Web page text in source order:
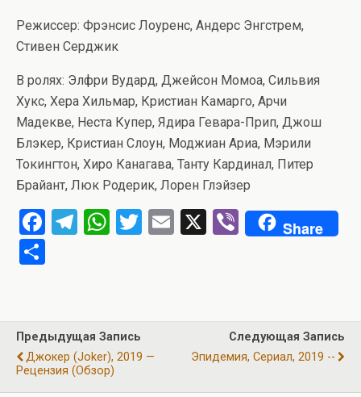
Режиссер: Фрэнсис Лоуренс, Андерс Энгстрем,
Стивен Серджик
В ролях: Элфри Вудард, Джейсон Момоа, Сильвия
Хукс, Хера Хильмар, Кристиан Камарго, Арчи
Мадекве, Неста Купер, Ядира Гевара-Прип, Джош
Блэкер, Кристиан Слоун, Моджиан Ариа, Мэрили
Токингтон, Хиро Канагава, Танту Кардинал, Питер
Брайант, Люк Родерик, Лорен Глэйзер
F
o
o
k
T
a
m
W
A
p
p
T
E
X
Vi
Share
р
а
в
Предыдущая Запись
Джокер (Joker), 2019 —
Рецензия (обзор)
Следующая Запись
Эпидемия, Сериал, 2019 --